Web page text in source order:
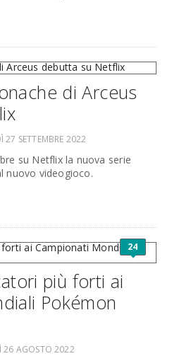
di Arceus
27 SETTEMBRE 2022
su Netflix la nuova serie
nuovo videogioco.
24
più forti ai
Pokémon
26 AGOSTO 2022